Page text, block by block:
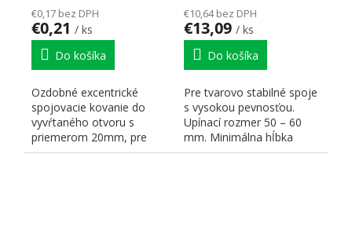
€0,17 bez DPH
€0,21 / ks
Do košíka
Ozdobné excentrické
spojovacie kovanie do
vyvŕtaného otvoru s
priemerom 20mm, pre
dielce hrúbky 19mm. Pre
€10,64 bez DPH
€13,09 / ks
Do košíka
Pre tvarovo stabilné spoje
s vysokou pevnosťou.
Upínací rozmer 50 – 60
mm. Minimálna hĺbka
vŕtania pre teleso 20